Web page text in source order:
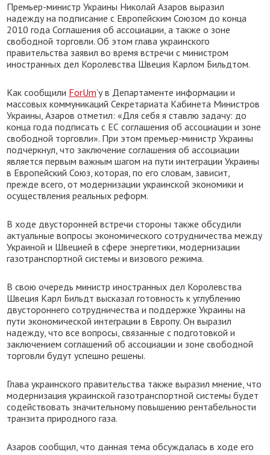
Премьер-министр Украины Николай Азаров выразил
надежду на подписание с Европейским Союзом до конца
2010 года Соглашения об ассоциации, а также о зоне
свободной торговли. Об этом глава украинского
правительства заявил во время встречи с министром
иностранных дел Королевства Швеция Карлом Бильдтом.
Как сообщили ForUm’у в Департаменте информации и
массовых коммуникаций Секретариата Кабинета Министров
Украины, Азаров отметил: «Для себя я ставлю задачу: до
конца года подписать с ЕС соглашения об ассоциации и зоне
свободной торговли». При этом премьер-министр Украины
подчеркнул, что заключение соглашения об ассоциации
является первым важным шагом на пути интеграции Украины
в Европейский Союз, которая, по его словам, зависит,
прежде всего, от модернизации украинской экономики и
осуществления реальных реформ.
В ходе двусторонней встречи стороны также обсудили
актуальные вопросы экономического сотрудничества между
Украиной и Швецией в сфере энергетики, модернизации
газотранспортной системы и визового режима.
В свою очередь министр иностранных дел Королевства
Швеция Карл Бильдт высказал готовность к углублению
двустороннего сотрудничества и поддержке Украины на
пути экономической интеграции в Европу. Он выразил
надежду, что все вопросы, связанные с подготовкой и
заключением соглашений об ассоциации и зоне свободной
торговли будут успешно решены.
Глава украинского правительства также выразил мнение, что
модернизация украинской газотранспортной системы будет
содействовать значительному повышению рентабельности
транзита природного газа.
Азаров сообщил, что данная тема обсуждалась в ходе его